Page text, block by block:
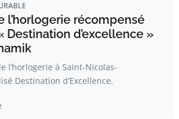
l’horlogerie récompensé
Destination d’excellence »
l’horlogerie à Saint-Nicolas-
Destination d’Excellence.